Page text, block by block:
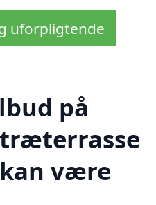
uforpligtende
på
være